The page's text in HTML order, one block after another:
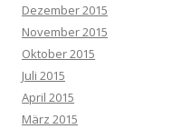
Dezember 2015
November 2015
Oktober 2015
Juli 2015
April 2015
März 2015